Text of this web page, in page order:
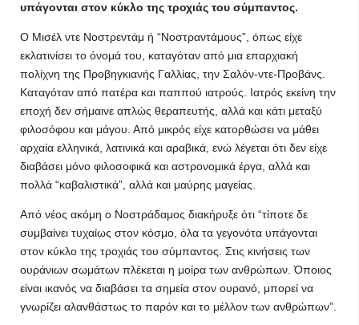
υπάγονται στον κύκλο της τροχιάς του σύμπαντος.
Ο Μισέλ ντε Νοστρεντάμ ή “Νοστραντάμους”, όπως είχε
εκλατινίσει το όνομά του, καταγόταν από μια επαρχιακή
πολίχνη της Προβηγκιανής Γαλλίας, την Σαλόν-ντε-Προβάνς.
Καταγόταν από πατέρα και παππού ιατρούς. Ιατρός εκείνη την
εποχή δεν σήμαινε απλώς θεραπευτής, αλλά και κάτι μεταξύ
φιλοσόφου και μάγου. Από μικρός είχε κατορθώσει να μάθει
αρχαία ελληνικά, λατινικά και αραβικά, ενώ λέγεται ότι δεν είχε
διαβάσει μόνο φιλοσοφικά και αστρονομικά έργα, αλλά και
πολλά “καβαλιστικά”, αλλά και μαύρης μαγείας.
Από νέος ακόμη ο Νοστράδαμος διακήρυξε ότι “τίποτε δε
συμβαίνει τυχαίως στον κόσμο, όλα τα γεγονότα υπάγονται
στον κύκλο της τροχιάς του σύμπαντος. Στις κινήσεις των
ουράνιων σωμάτων πλέκεται η μοίρα των ανθρώπων. Όποιος
είναι ικανός να διαβάσει τα σημεία στον ουρανό, μπορεί να
γνωρίζει αλανθάστως το παρόν και το μέλλον των ανθρώπων”.